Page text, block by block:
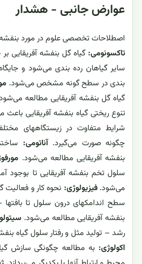
عوارض جانبی - هشدار
اصطلاحات تخصصی علوم در مورد بنفشه
تاکسونومی: گیاه گل بنفشه آفریقایی
سایر گیاهان رده بندی می‌شود و
بندی در سطح گونه مشخص می‌شود.
گیاه گل بنفشه آفریقایی مطالعه
تنوع ریختی گیاه بنفشه آفریقایی باعث
شرایط متفاوت در زیستگاههای
چگونه صورت می‌گیرد. آناتومی:
بنفشه آفریقایی مطالعه می‌شود.
سلول تخم بنفشه آفریقایی تا بوجود
می‌شود. فیزیولوژی: نحوه کار و فعالیت
سطح اندامکهای درون سلول تا بافتها
بنفشه آفریقایی مطالعه می‌شود.
رشد – تولید مثل و رفتار سلول گیاه
اکولوژی: به مطالعه چگونگی سازش